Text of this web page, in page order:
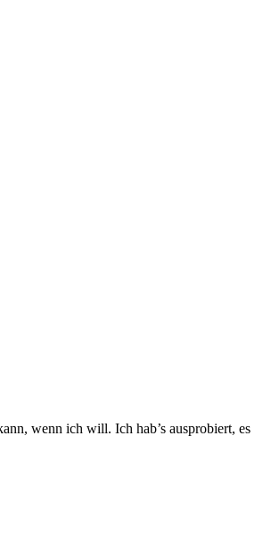
wenn ich will. Ich hab’s ausprobiert, es